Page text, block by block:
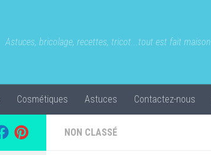
Astuces, bricolage, recettes, tricot...tout est fait maison
Cosmétiques Astuces Contactez-nous
NON CLASSÉ